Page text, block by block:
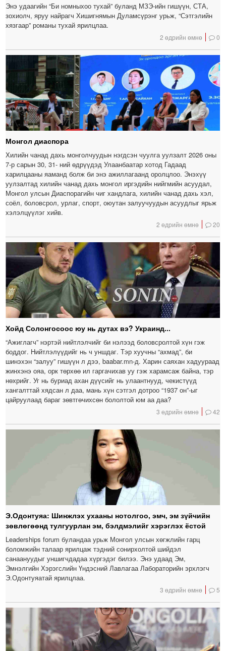
Энэ удаагийн “Би номныхоо тухай” буланд МЗЭ-ийн гишүүн, СТА,
зохиолч, яруу найрагч Хишигнямын Дуламсүрэнг урьж, “Сэтгэлийн
хязгаар” романы тухай ярилцлаа.
2 өдрийн өмнө 0
Монгол диаспора
Хилийн чанад дахь монголчуудын нэгдсэн чуулга уулзалт 2026 оны
7-р сарын 30, 31- ний өдрүүдэд Улаанбаатар хотод Гадаад
харилцааны яаманд болж би энэ ажиллагаанд оролцлоо. Энэхүү
уулзалтад хилийн чанад дахь монгол иргэдийн нийгмийн асуудал,
Монгол улсын Диаспорагийн чиг хандлага, хилийн чанад дахь хэл,
соёл, боловсрол, урлаг, спорт, оюутан залуучуудын асуудлыг ярьж
хэлэлцүүлэг хийв.
2 өдрийн өмнө 20
Хойд Солонгосоос юу нь дутах вэ? Украинд...
“Ажиглагч” нэртэй нийтлэлчийг би нэлээд боловсролтой хүн гэж
боддог. Нийтлэлүүдийг нь ч уншдаг. Тэр хуучны “ахмад”, би
шинэхэн “залуу” гишүүн л дээ, baabar.mn-д. Харин саяхан хадуураад
жинхэнэ ояа, орк төрхөө ил гаргачихав уу гэж харамсаж байна, тэр
нөхрийг. Уг нь буриад ахан дүүсийг нь улаантнууд, чекистүүд
хангалттай хядсан л даа, мань хүн сэтгэл дотроо “1937 он”-ыг
цайруулаад бараг зөвтгөчихсөн бололтой юм аа даа?
3 өдрийн өмнө 42
Э.Одонтуяа: Шинжлэх ухааны нотолгоо, эмч, эм зүйчийн
зөвлөгөөнд тулгуурлан эм, бэлдмэлийг хэрэглэх ёстой
Leaderships forum буландаа урьж Монгол улсын хөгжлийн гарц
боломжийн талаар ярилцаж тэдний сонирхолтой шийдэл
санаануудыг уншигчдадаа хүргэдэг билээ. Энэ удаад Эм,
Эмнэлгийн Хэрэгслийн Үндэсний Лавлагаа Лабораторийн эрхлэгч
Э.Одонтуяатай ярилцлаа.
3 өдрийн өмнө 5